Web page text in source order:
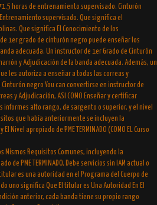
horas de entrenamiento supervisado. Cinturón
Entrenamiento supervisado. Que significa el
Que significa El Conocimiento de los
1er grado de cinturón negro puede enseñar los
adecuada. Un instructor de 1er Grado de Cinturón
y Adjudicación de la banda adecuada. Además, un
les autoriza a enseñar a todas las correas y
negro You can convertirse en instructor de
y Adjudicación, ASI COMO Enseñar y certificar
alto rango, de sargento o superior, y el nivel
que había anteriormente se incluyen la
apropiado de PME TERMINADO (COMO EL Curso
Mismos Requisitos Comunes, incluyendo la
PME TERMINADO, Debe servicios sin IAM actual o
es una autoridad en el Programa del Cuerpo de
uno significa Que El titular es Una Autoridad En El
anterior, cada banda tiene su propio rango